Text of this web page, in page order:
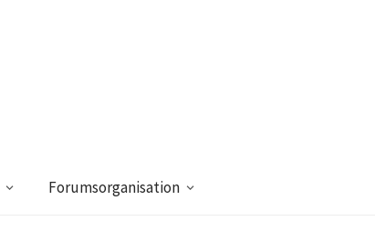
Forumsorganisation